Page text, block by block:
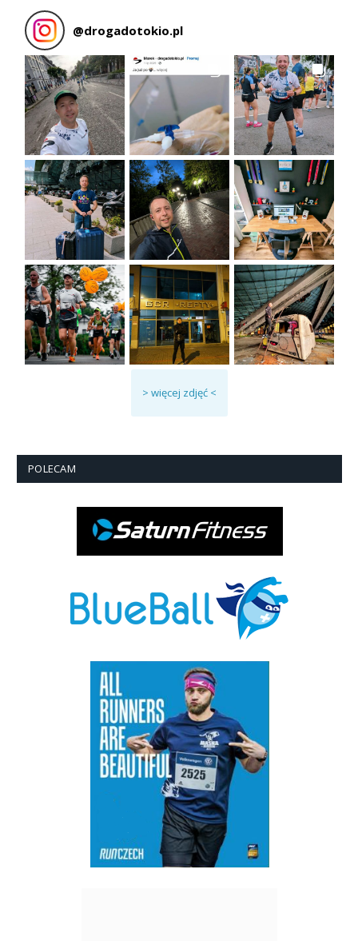
@drogadotokio.pl
> więcej zdjęć <
POLECAM